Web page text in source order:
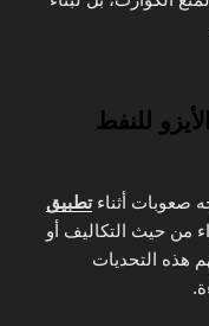
للنفط
صعوبات أثناءتطبيق
من حيث التكاليف أو
هذه التحديات